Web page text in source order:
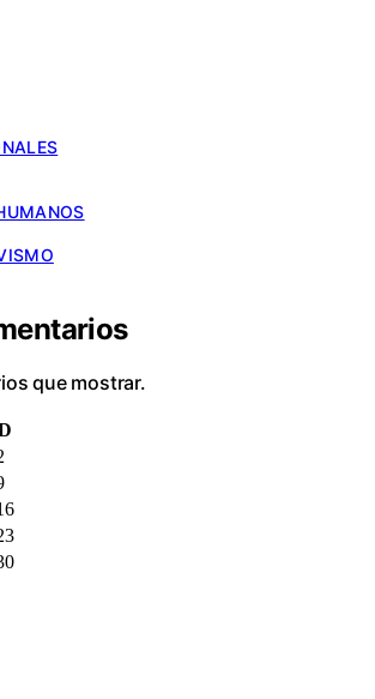
que mostrar.